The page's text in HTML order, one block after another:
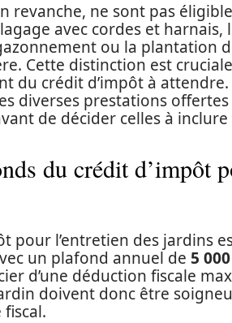
revanche, ne sont pas
avec cordes et
ou la plantation
Cette distinction est
du crédit d’impôt à
diverses prestations
de décider celles à
du crédit d’impôt
pour l’entretien des jardins
un plafond annuel de 5
d’une déduction fiscale
doivent donc être